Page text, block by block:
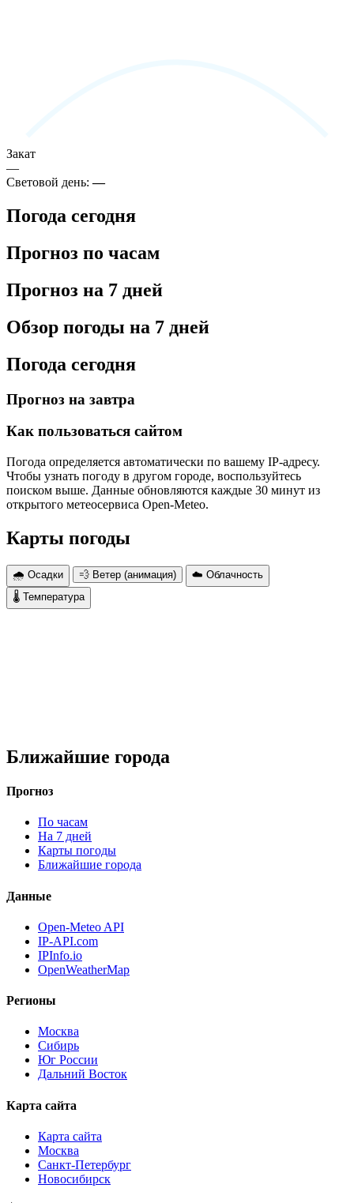
Закат
—
Световой день:—
Погода сегодня
Прогноз по часам
Прогноз на 7 дней
Обзор погоды на 7 дней
Погода сегодня
Прогноз на завтра
Как пользоваться сайтом
Погода определяется автоматически по вашему IP-адресу.
Чтобы узнать погоду в другом городе, воспользуйтесь
поиском выше. Данные обновляются каждые 30 минут из
открытого метеосервиса Open-Meteo.
Карты погоды
🌧 Осадки 💨 Ветер (анимация)
☁️ Облачность
🌡 Температура
Ближайшие города
Прогноз
По часам
На 7 дней
Карты погоды
Ближайшие города
Данные
Open-Meteo API
IP-API.com
IPInfo.io
OpenWeatherMap
Регионы
Москва
Сибирь
Юг России
Дальний Восток
Карта сайта
Карта сайта
Москва
Санкт-Петербург
Новосибирск